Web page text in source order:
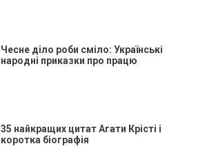
Чесне діло роби сміло: Українські
народні приказки про працю
35 найкращих цитат Агати Крісті і
коротка біографія